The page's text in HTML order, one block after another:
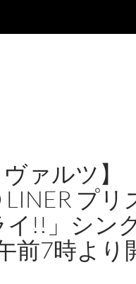
ァルツ】
LINER プリ
!!」シン
前7時より